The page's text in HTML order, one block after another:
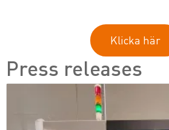
Klicka här
Press releases